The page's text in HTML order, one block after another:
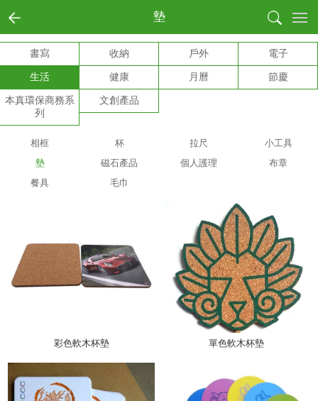
全部商品分類
書寫
收納
本真環保商務系列
文創產品
成功案例
商業客戶
個人用戶
政府機構
教育團體
關於攜手
墊
書寫 收納 戶外 電子
生活 健康 月曆 節慶
本真環保商務系
列
文創產品
相框 杯 拉尺
小工具
墊
磁石產品 個人護理
布章
餐具
毛巾
彩色軟木杯墊 單色軟木杯墊